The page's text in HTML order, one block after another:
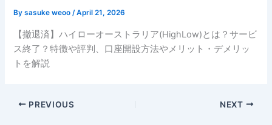
Bysasuke weoo/April 21, 2026
【撤退済】ハイローオーストラリア(HighLow)とは？サービ
ス終了？特徴や評判、口座開設方法やメリット・デメリッ
トを解説
PREVIOUS NEXT